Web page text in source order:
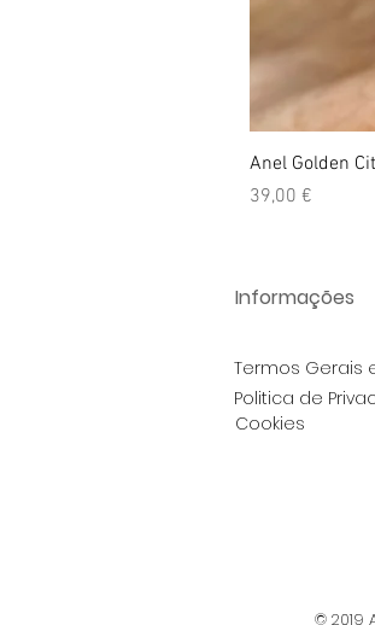
Anel Golden
Preço
39,00 €
Informações
Termos Gerais
Politica de
Cookies
© 2019